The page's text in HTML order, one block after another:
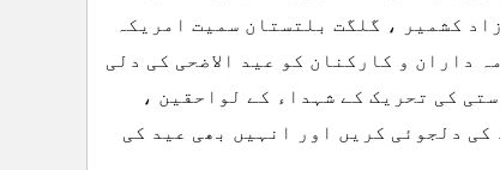
کشمیر ، گلگت بلتستان سمیت امریکہ
داران و کارکنان کو عید الاضحی کی دلی
کی تحریک کے شہداء کے لواحقین ،
کی دلجوئی کریں اور انہیں بھی عید کی